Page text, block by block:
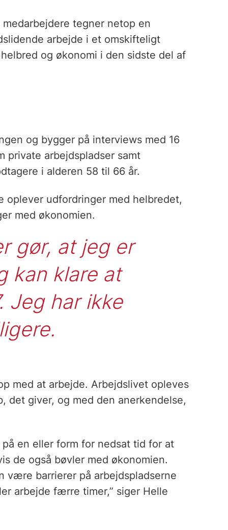
tegner netop en
arbejde i et omskifteligt
og økonomi i den sidste del af
og bygger på interviews med 16
private arbejdspladser samt
i alderen 58 til 66 år.
oplever udfordringer med helbredet,
med økonomien.
gør, at jeg er
kan klare at
Jeg har ikke
med at arbejde. Arbejdslivet opleves
det giver, og med den anerkendelse,
en eller form for nedsat tid for at
de også bøvler med økonomien.
være barrierer på arbejdspladserne
arbejde færre timer,” siger Helle